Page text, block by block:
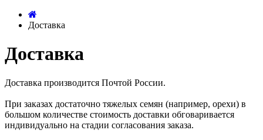
Доставка
Доставка
Доставка производится Почтой России.
При заказах достаточно тяжелых семян (например, орехи) в
большом количестве стоимость доставки обговаривается
индивидуально на стадии согласования заказа.